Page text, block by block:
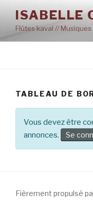
contenu
principal
ISABELLE
Flûtes kaval // Musiques
TABLEAU DE
Vous devez être
annonces.
Se
Fièrement propulsé